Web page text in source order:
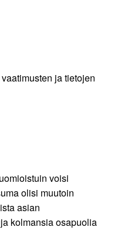
ja tietojen
voisi
olisi muutoin
asian
kolmansia osapuolia